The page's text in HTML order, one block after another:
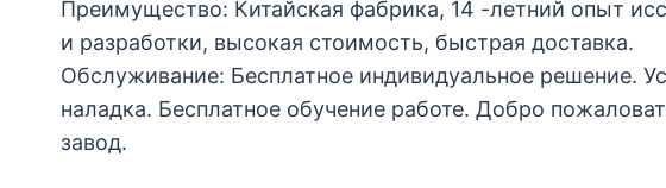
Преимущество: Китайская фабрика, 14 -летний опыт
и разработки, высокая стоимость, быстрая доставка.
Обслуживание: Бесплатное индивидуальное решение.
наладка. Бесплатное обучение работе. Добро
завод.